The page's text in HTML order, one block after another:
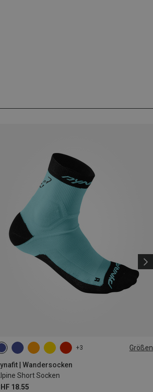
+3 Größen
| Wandersocken
Short Socken
18.55
35|36|37|38 39|40|41|42